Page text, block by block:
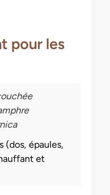
pour les
(dos, épaules,
et